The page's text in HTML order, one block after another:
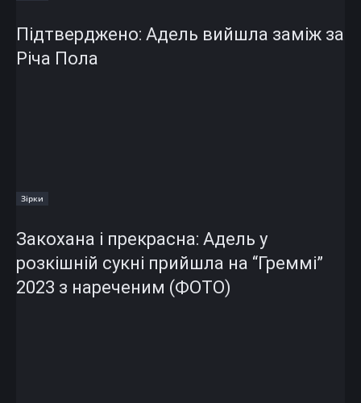
Підтверджено: Адель вийшла заміж за
Річа Пола
Зірки
Закохана і прекрасна: Адель у
розкішній сукні прийшла на “Греммі”
2023 з нареченим (ФОТО)